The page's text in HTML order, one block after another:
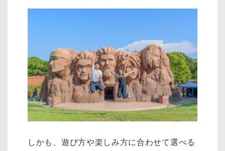
しかも、遊び方や楽しみ方に合わせて選べる